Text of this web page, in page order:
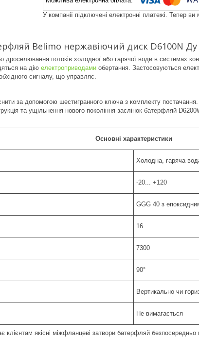
У компанії підключені електронні платежі. Тепер
Belimo нержавіючий диск D6100N Ду
дроселювання потоків холодної або гарячої води в системах
на дію електроприводами обертання. Застосовуються
сигналу, що управляє.
за допомогою шестигранного ключа з комплекту постачання.
та ущільнення нового покоління заслінок батерфляй
Основні характеристики
Холодна, гаряча
-20... +120
GGG 40 з
16
7300
90°
Вертикально чи
Не вимагається
якісні міжфланцеві затвори батерфляй безпосередньо